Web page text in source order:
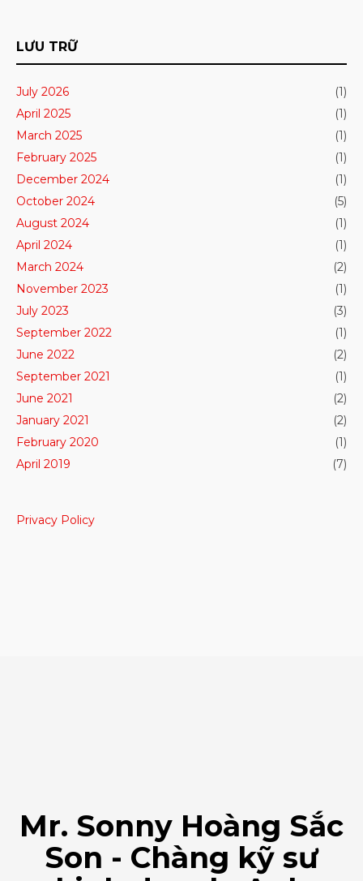
LƯU TRỮ
July 2026
(1)
April 2025
(1)
March 2025
(1)
February 2025
(1)
December 2024
(1)
October 2024
(5)
August 2024
(1)
April 2024
(1)
March 2024
(2)
November 2023
(1)
July 2023
(3)
September 2022
(1)
June 2022
(2)
September 2021
(1)
June 2021
(2)
January 2021
(2)
February 2020
(1)
April 2019
(7)
Privacy Policy
Mr. Sonny Hoàng Sắc
Son - Chàng kỹ sư